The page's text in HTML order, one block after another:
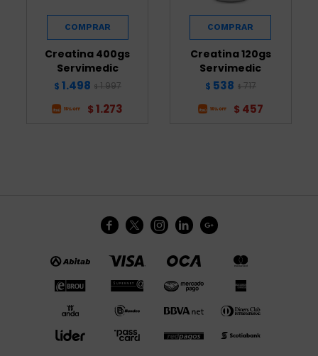
Creatina 400gs
Servimedic
$ 1.498 $ 1.997
$ 1.273
Creatina 120gs
Servimedic
$ 538 $ 717
$ 457
    